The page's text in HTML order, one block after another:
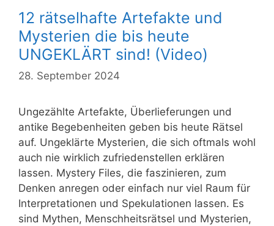
12 rätselhafte Artefakte und
Mysterien die bis heute
UNGEKLÄRT sind! (Video)
28. September 2024
Ungezählte Artefakte, Überlieferungen und
antike Begebenheiten geben bis heute Rätsel
auf. Ungeklärte Mysterien, die sich oftmals wohl
auch nie wirklich zufriedenstellen erklären
lassen. Mystery Files, die faszinieren, zum
Denken anregen oder einfach nur viel Raum für
Interpretationen und Spekulationen lassen. Es
sind Mythen, Menschheitsrätsel und Mysterien,